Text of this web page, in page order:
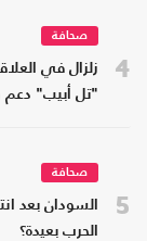
4
صحافة
زلزال في
"تل أبيب" دعم
5
صحافة
السودان بعد
الحرب بعيدة؟